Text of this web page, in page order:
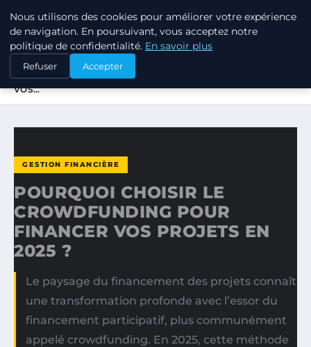
TUEZ-LES TOUS
ACCUEIL
GESTION FINANCIÈRE
POURQUOI CHOISIR LE CROWDFUNDING POUR FINANCER
VOS…
GESTION FINANCIÈRE
POURQUOI CHOISIR LE
CROWDFUNDING POUR
FINANCER VOS PROJETS EN
2025 ?
Le paysage du financement des projets connaît
une transformation profonde avec l’essor du
financement participatif, plus communément
appelé crowdfunding. En 2025, cette méthode
Nous utilisons des cookies pour améliorer votre expérience
de navigation. En poursuivant, vous acceptez notre
politique de confidentialité. En savoir plus
Refuser Accepter